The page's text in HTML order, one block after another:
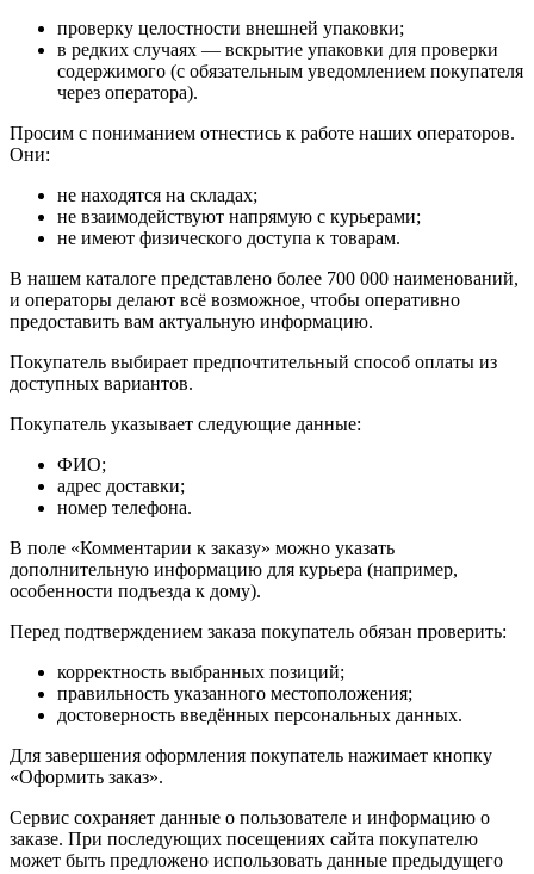
проверку целостности внешней упаковки;
в редких случаях — вскрытие упаковки для проверки
содержимого (с обязательным уведомлением покупателя
через оператора).
Просим с пониманием отнестись к работе наших операторов.
Они:
не находятся на складах;
не взаимодействуют напрямую с курьерами;
не имеют физического доступа к товарам.
В нашем каталоге представлено более 700 000 наименований,
и операторы делают всё возможное, чтобы оперативно
предоставить вам актуальную информацию.
Покупатель выбирает предпочтительный способ оплаты из
доступных вариантов.
Покупатель указывает следующие данные:
ФИО;
адрес доставки;
номер телефона.
В поле «Комментарии к заказу» можно указать
дополнительную информацию для курьера (например,
особенности подъезда к дому).
Перед подтверждением заказа покупатель обязан проверить:
корректность выбранных позиций;
правильность указанного местоположения;
достоверность введённых персональных данных.
Для завершения оформления покупатель нажимает кнопку
«Оформить заказ».
Сервис сохраняет данные о пользователе и информацию о
заказе. При последующих посещениях сайта покупателю
может быть предложено использовать данные предыдущего